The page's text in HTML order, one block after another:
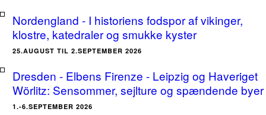
Nordengland - I historiens fodspor af vikinger,
klostre, katedraler og smukke kyster
25.AUGUST TIL 2.SEPTEMBER 2026
Dresden - Elbens Firenze - Leipzig og Haveriget
Wörlitz: Sensommer, sejlture og spændende byer
1.-6.SEPTEMBER 2026